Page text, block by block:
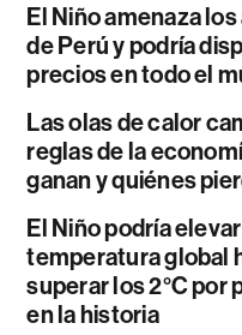
El Niño amenaza
de Perú y podría
precios en todo el
Las olas de calor
reglas de la
ganan y quiénes
El Niño podría
temperatura global
superar los 2°C por
en la historia